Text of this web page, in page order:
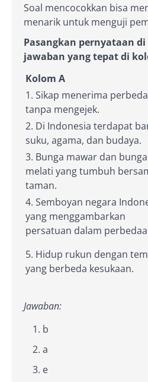
Soal mencocokkan bisa
menarik untuk menguji
Pasangkan pernyataan
jawaban yang tepat di
Kolom A
1. Sikap menerima
tanpa mengejek.
2. Di Indonesia terdapat
suku, agama, dan budaya.
3. Bunga mawar dan bunga
melati yang tumbuh
taman.
4. Semboyan negara
yang menggambarkan
persatuan dalam
5. Hidup rukun dengan
yang berbeda kesukaan.
Jawaban:
b
a
e